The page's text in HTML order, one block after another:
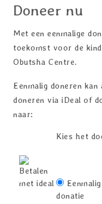
Doneer nu
Met een eenmalige
toekomst voor de
Obutsha Centre.
Eenmalig doneren
doneren via iDeal of
naar:
Kies het
donatie